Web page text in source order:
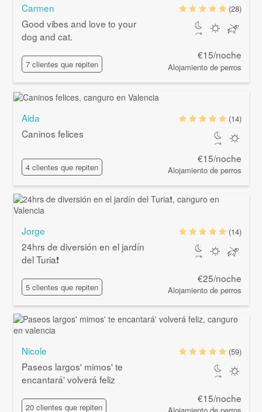
Carmen
Good vibes and love to your
dog and cat.
7 clientes que repiten
(28)
€15/noche
Alojamiento de perros
Aida
Caninos felices
4 clientes que repiten
(14)
€15/noche
Alojamiento de perros
Jorge
24hrs de diversión en el jardín
del Turia❗️
5 clientes que repiten
(14)
€25/noche
Alojamiento de perros
Nicole
Paseos largos' mimos' te
encantará' volverá feliz
20 clientes que repiten
(59)
€15/noche